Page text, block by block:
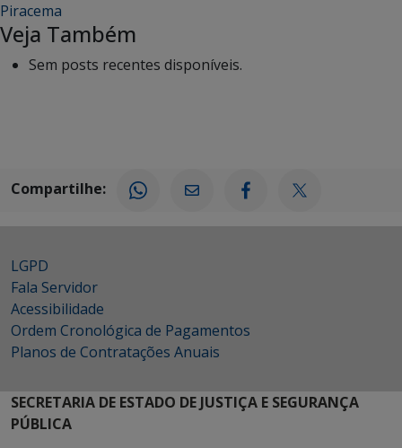
Piracema
Veja Também
Sem posts recentes disponíveis.
Compartilhe:
LGPD
Fala Servidor
Acessibilidade
Ordem Cronológica de Pagamentos
Planos de Contratações Anuais
SECRETARIA DE ESTADO DE JUSTIÇA E SEGURANÇA
PÚBLICA